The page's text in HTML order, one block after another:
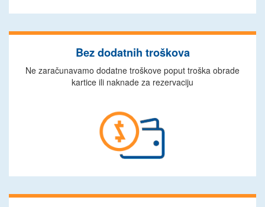
Bez dodatnih troškova
Ne zaračunavamo dodatne troškove poput troška obrade
kartice ili naknade za rezervaciju